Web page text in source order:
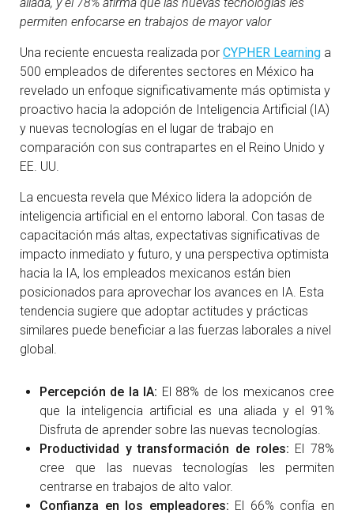
permiten enfocarse en trabajos de mayor valor
Una reciente encuesta realizada por CYPHER Learning a
500 empleados de diferentes sectores en México ha
revelado un enfoque significativamente más optimista y
proactivo hacia la adopción de Inteligencia Artificial (IA)
y nuevas tecnologías en el lugar de trabajo en
comparación con sus contrapartes en el Reino Unido y
EE. UU.
La encuesta revela que México lidera la adopción de
inteligencia artificial en el entorno laboral. Con tasas de
capacitación más altas, expectativas significativas de
impacto inmediato y futuro, y una perspectiva optimista
hacia la IA, los empleados mexicanos están bien
posicionados para aprovechar los avances en IA. Esta
tendencia sugiere que adoptar actitudes y prácticas
similares puede beneficiar a las fuerzas laborales a nivel
global.
Percepción de la IA: El 88% de los mexicanos cree
que la inteligencia artificial es una aliada y el 91%
Disfruta de aprender sobre las nuevas tecnologías.
Productividad y transformación de roles: El 78%
cree que las nuevas tecnologías les permiten
centrarse en trabajos de alto valor.
Confianza en los empleadores: El 66% confía en